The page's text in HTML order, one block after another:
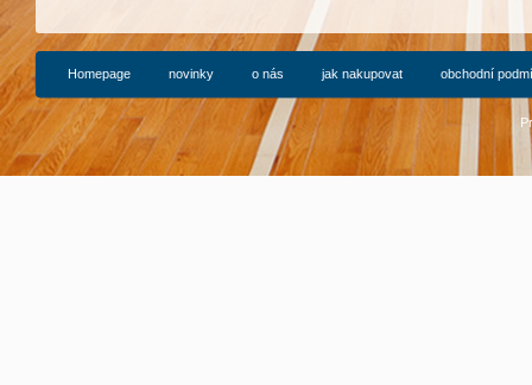
Homepage novinky o nás jak nakupovat obchodní